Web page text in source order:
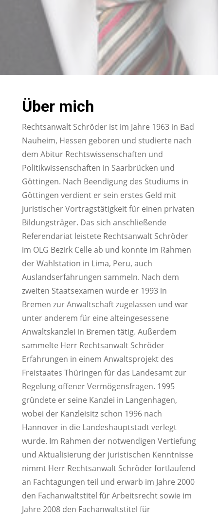
Über mich
Rechtsanwalt Schröder ist im Jahre 1963 in Bad
Nauheim, Hessen geboren und studierte nach
dem Abitur Rechtswissenschaften und
Politikwissenschaften in Saarbrücken und
Göttingen. Nach Beendigung des Studiums in
Göttingen verdient er sein erstes Geld mit
juristischer Vortragstätigkeit für einen privaten
Bildungsträger. Das sich anschließende
Referendariat leistete Rechtsanwalt Schröder
im OLG Bezirk Celle ab und konnte im Rahmen
der Wahlstation in Lima, Peru, auch
Auslandserfahrungen sammeln. Nach dem
zweiten Staatsexamen wurde er 1993 in
Bremen zur Anwaltschaft zugelassen und war
unter anderem für eine alteingesessene
Anwaltskanzlei in Bremen tätig. Außerdem
sammelte Herr Rechtsanwalt Schröder
Erfahrungen in einem Anwaltsprojekt des
Freistaates Thüringen für das Landesamt zur
Regelung offener Vermögensfragen. 1995
gründete er seine Kanzlei in Langenhagen,
wobei der Kanzleisitz schon 1996 nach
Hannover in die Landeshauptstadt verlegt
wurde. Im Rahmen der notwendigen Vertiefung
und Aktualisierung der juristischen Kenntnisse
nimmt Herr Rechtsanwalt Schröder fortlaufend
an Fachtagungen teil und erwarb im Jahre 2000
den Fachanwaltstitel für Arbeitsrecht sowie im
Jahre 2008 den Fachanwaltstitel für